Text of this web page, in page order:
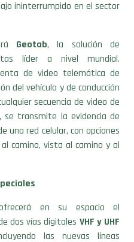
ininterrumpido en el sector
Geotab, la solución de
líder a nivel mundial.
de video telemática de
del vehículo y de conducción
secuencia de video de
se transmite la evidencia de
una red celular, con opciones
camino, vista al camino y al
en su espacio el
dos vías digitales VHF y UHF
las nuevas líneas